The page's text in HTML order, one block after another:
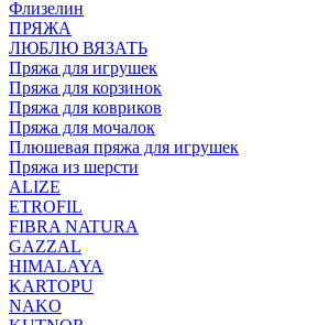
Флизелин
ПРЯЖА
ЛЮБЛЮ ВЯЗАТЬ
Пряжа для игрушек
Пряжа для корзинок
Пряжа для ковриков
Пряжа для мочалок
Плюшевая пряжа для игрушек
Пряжа из шерсти
ALIZE
ETROFIL
FIBRA NATURA
GAZZAL
HIMALAYA
KARTOPU
NAKO